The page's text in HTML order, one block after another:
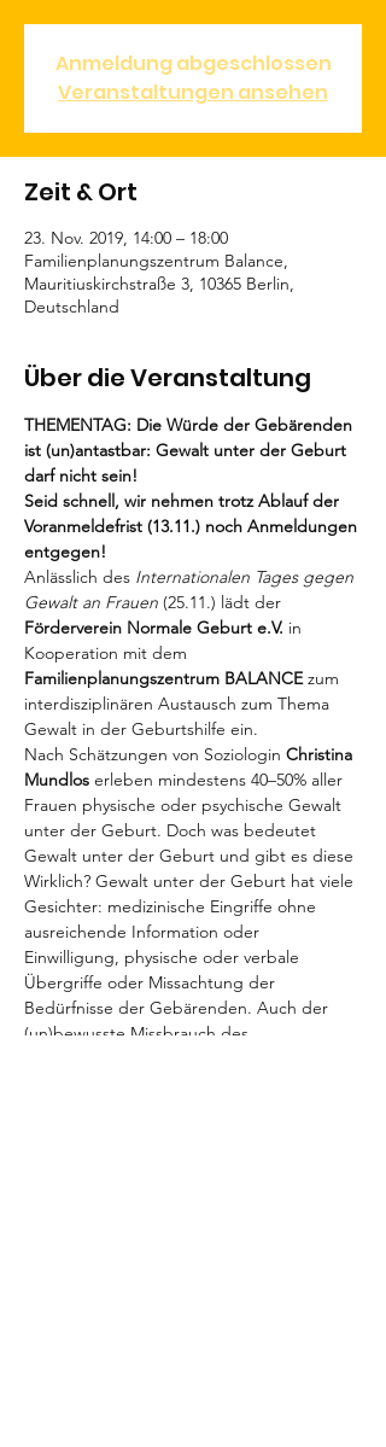
Anmeldung abgeschlossen
Veranstaltungen ansehen
Zeit & Ort
23. Nov. 2019, 14:00 – 18:00
Familienplanungszentrum Balance,
Mauritiuskirchstraße 3, 10365 Berlin,
Deutschland
Über die Veranstaltung
THEMENTAG: Die Würde der Gebärenden
ist (un)antastbar: Gewalt unter der Geburt
darf nicht sein!
Seid schnell, wir nehmen trotz Ablauf der
Voranmeldefrist (13.11.) noch Anmeldungen
entgegen!
Anlässlich des Internationalen Tages gegen
Gewalt an Frauen (25.11.) lädt der
Förderverein Normale Geburt e.V. in
Kooperation mit dem
Familienplanungszentrum BALANCE zum
interdisziplinären Austausch zum Thema
Gewalt in der Geburtshilfe ein.
Nach Schätzungen von Soziologin Christina
Mundlos erleben mindestens 40–50% aller
Frauen physische oder psychische Gewalt
unter der Geburt. Doch was bedeutet
Gewalt unter der Geburt und gibt es diese
Wirklich? Gewalt unter der Geburt hat viele
Gesichter: medizinische Eingriffe ohne
ausreichende Information oder
Einwilligung, physische oder verbale
Übergriffe oder Missachtung der
Bedürfnisse der Gebärenden. Auch der
(un)bewusste Missbrauch des